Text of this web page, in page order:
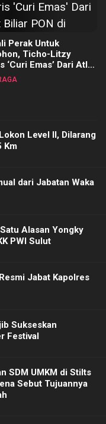
Perak Untuk
Ticho-Litzy
‘Curi Emas’ Dari Atlet
di Porprov Sulut
Level II, Dilarang
Km
dari Jabatan Waka
Alasan Yongky
PWI Sulut
Jabat Kapolres
Sukseskan
Festival
SDM UMKM di Stilts
Sebut Tujuannya